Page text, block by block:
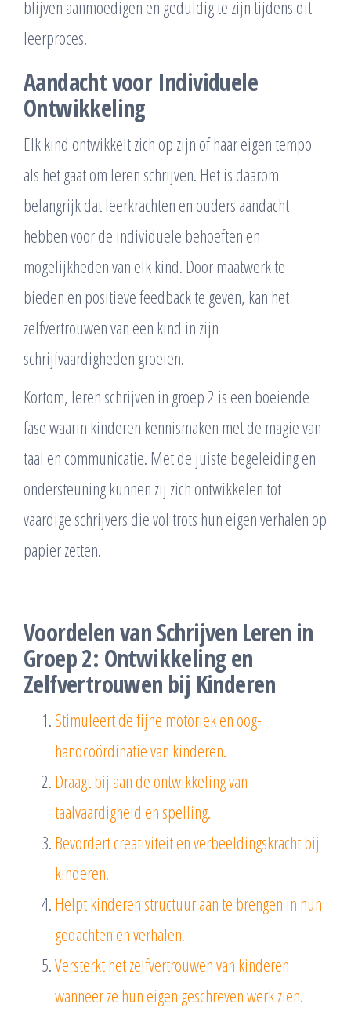
blijven aanmoedigen en geduldig te zijn tijdens dit
leerproces.
Aandacht voor Individuele
Ontwikkeling
Elk kind ontwikkelt zich op zijn of haar eigen tempo
als het gaat om leren schrijven. Het is daarom
belangrijk dat leerkrachten en ouders aandacht
hebben voor de individuele behoeften en
mogelijkheden van elk kind. Door maatwerk te
bieden en positieve feedback te geven, kan het
zelfvertrouwen van een kind in zijn
schrijfvaardigheden groeien.
Kortom, leren schrijven in groep 2 is een boeiende
fase waarin kinderen kennismaken met de magie van
taal en communicatie. Met de juiste begeleiding en
ondersteuning kunnen zij zich ontwikkelen tot
vaardige schrijvers die vol trots hun eigen verhalen op
papier zetten.
Voordelen van Schrijven Leren in
Groep 2: Ontwikkeling en
Zelfvertrouwen bij Kinderen
Stimuleert de fijne motoriek en oog-
handcoördinatie van kinderen.
Draagt bij aan de ontwikkeling van
taalvaardigheid en spelling.
Bevordert creativiteit en verbeeldingskracht bij
kinderen.
Helpt kinderen structuur aan te brengen in hun
gedachten en verhalen.
Versterkt het zelfvertrouwen van kinderen
wanneer ze hun eigen geschreven werk zien.